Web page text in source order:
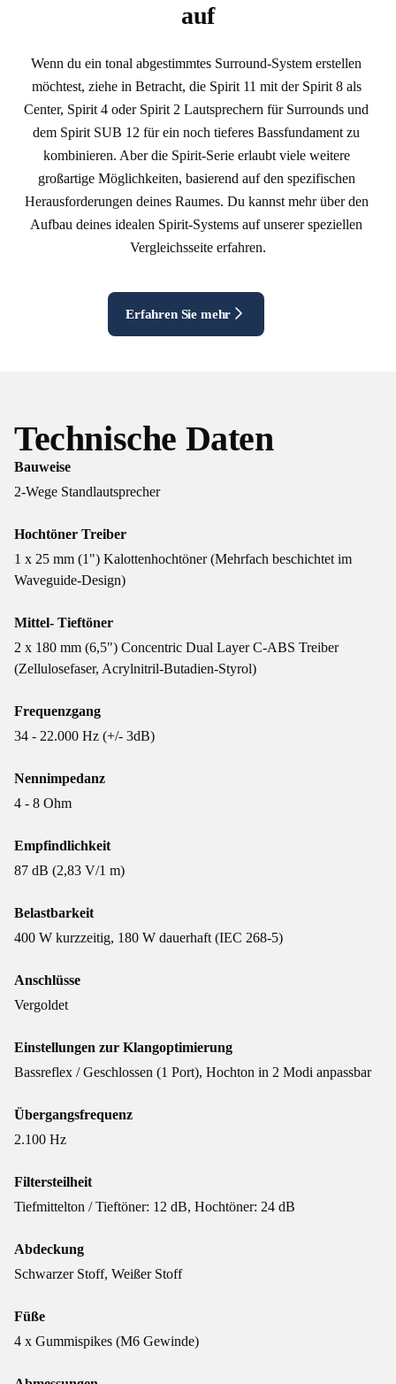
auf
Wenn du ein tonal abgestimmtes Surround-System erstellen
möchtest, ziehe in Betracht, die Spirit 11 mit der Spirit 8 als
Center, Spirit 4 oder Spirit 2 Lautsprechern für Surrounds und
dem Spirit SUB 12 für ein noch tieferes Bassfundament zu
kombinieren. Aber die Spirit-Serie erlaubt viele weitere
großartige Möglichkeiten, basierend auf den spezifischen
Herausforderungen deines Raumes. Du kannst mehr über den
Aufbau deines idealen Spirit-Systems auf unserer speziellen
Vergleichsseite erfahren.
Erfahren Sie mehr
Technische Daten
Bauweise
2-Wege Standlautsprecher
Hochtöner Treiber
1 x 25 mm (1") Kalottenhochtöner (Mehrfach beschichtet im
Waveguide-Design)
Mittel- Tieftöner
2 x 180 mm (6,5") Concentric Dual Layer C-ABS Treiber
(Zellulosefaser, Acrylnitril-Butadien-Styrol)
Frequenzgang
34 - 22.000 Hz (+/- 3dB)
Nennimpedanz
4 - 8 Ohm
Empfindlichkeit
87 dB (2,83 V/1 m)
Belastbarkeit
400 W kurzzeitig, 180 W dauerhaft (IEC 268-5)
Anschlüsse
Vergoldet
Einstellungen zur Klangoptimierung
Bassreflex / Geschlossen (1 Port), Hochton in 2 Modi anpassbar
Übergangsfrequenz
2.100 Hz
Filtersteilheit
Tiefmittelton / Tieftöner: 12 dB, Hochtöner: 24 dB
Abdeckung
Schwarzer Stoff, Weißer Stoff
Füße
4 x Gummispikes (M6 Gewinde)